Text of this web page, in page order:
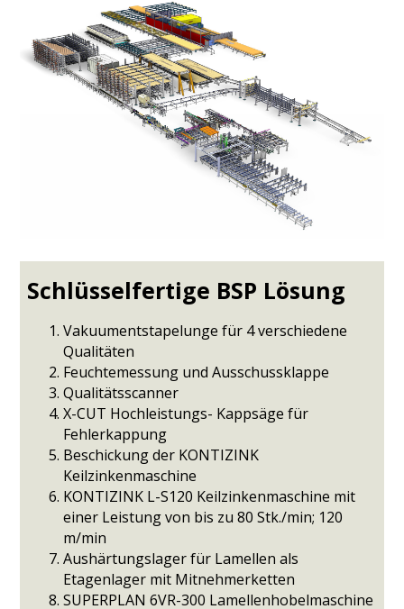
Schlüsselfertige BSP Lösung
Vakuumentstapelunge für 4 verschiedene
Qualitäten
Feuchtemessung und Ausschussklappe
Qualitätsscanner
X-CUT Hochleistungs- Kappsäge für
Fehlerkappung
Beschickung der KONTIZINK
Keilzinkenmaschine
KONTIZINK L-S120 Keilzinkenmaschine mit
einer Leistung von bis zu 80 Stk./min; 120
m/min
Aushärtungslager für Lamellen als
Etagenlager mit Mitnehmerketten
SUPERPLAN 6VR-300 Lamellenhobelmaschine